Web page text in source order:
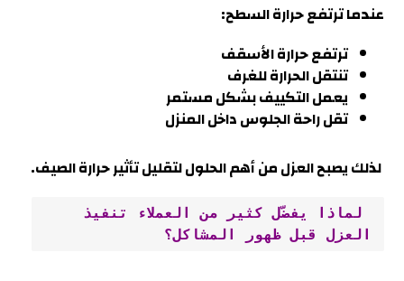
عندما ترتفع حرارة السطح:
ترتفع حرارة الأسقف
تنتقل الحرارة للغرف
يعمل التكييف بشكل مستمر
تقل راحة الجلوس داخل المنزل
لذلك يصبح العزل من أهم الحلول لتقليل تأثير حرارة الصيف.
العزل قبل ظهور المشاكل؟